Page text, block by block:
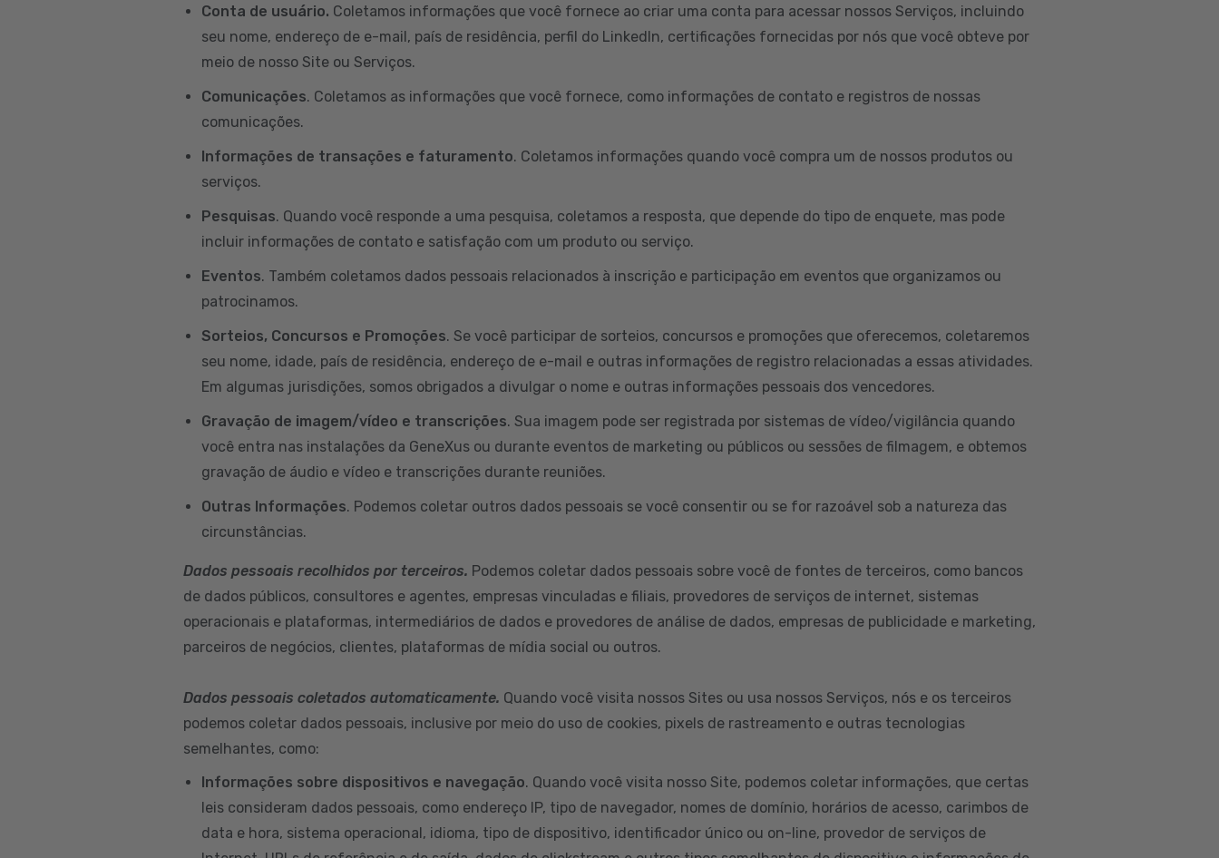
Conta de usuário. Coletamos informações que você fornece ao criar uma conta para acessar nossos Serviços, incluindo
seu nome, endereço de e-mail, país de residência, perfil do LinkedIn, certificações fornecidas por nós que você obteve por
meio de nosso Site ou Serviços.
Comunicações. Coletamos as informações que você fornece, como informações de contato e registros de nossas
comunicações.
Informações de transações e faturamento. Coletamos informações quando você compra um de nossos produtos ou
serviços.
Pesquisas. Quando você responde a uma pesquisa, coletamos a resposta, que depende do tipo de enquete, mas pode
incluir informações de contato e satisfação com um produto ou serviço.
Eventos. Também coletamos dados pessoais relacionados à inscrição e participação em eventos que organizamos ou
patrocinamos.
Sorteios, Concursos e Promoções. Se você participar de sorteios, concursos e promoções que oferecemos, coletaremos
seu nome, idade, país de residência, endereço de e-mail e outras informações de registro relacionadas a essas atividades.
Em algumas jurisdições, somos obrigados a divulgar o nome e outras informações pessoais dos vencedores.
Gravação de imagem/vídeo e transcrições. Sua imagem pode ser registrada por sistemas de vídeo/vigilância quando
você entra nas instalações da GeneXus ou durante eventos de marketing ou públicos ou sessões de filmagem, e obtemos
gravação de áudio e vídeo e transcrições durante reuniões.
Outras Informações. Podemos coletar outros dados pessoais se você consentir ou se for razoável sob a natureza das
circunstâncias.
Dados pessoais recolhidos por terceiros. Podemos coletar dados pessoais sobre você de fontes de terceiros, como bancos
de dados públicos, consultores e agentes, empresas vinculadas e filiais, provedores de serviços de internet, sistemas
operacionais e plataformas, intermediários de dados e provedores de análise de dados, empresas de publicidade e marketing,
parceiros de negócios, clientes, plataformas de mídia social ou outros.
Dados pessoais coletados automaticamente. Quando você visita nossos Sites ou usa nossos Serviços, nós e os terceiros
podemos coletar dados pessoais, inclusive por meio do uso de cookies, pixels de rastreamento e outras tecnologias
semelhantes, como:
Informações sobre dispositivos e navegação. Quando você visita nosso Site, podemos coletar informações, que certas
leis consideram dados pessoais, como endereço IP, tipo de navegador, nomes de domínio, horários de acesso, carimbos de
data e hora, sistema operacional, idioma, tipo de dispositivo, identificador único ou on-line, provedor de serviços de